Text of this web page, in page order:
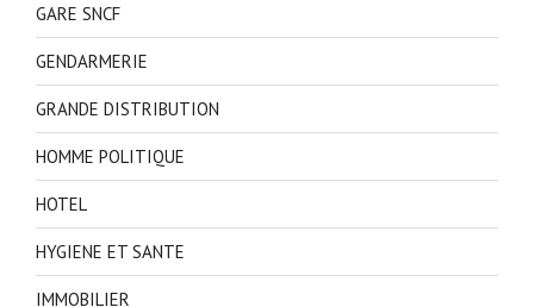
GARE SNCF
GENDARMERIE
GRANDE DISTRIBUTION
HOMME POLITIQUE
HOTEL
HYGIENE ET SANTE
IMMOBILIER